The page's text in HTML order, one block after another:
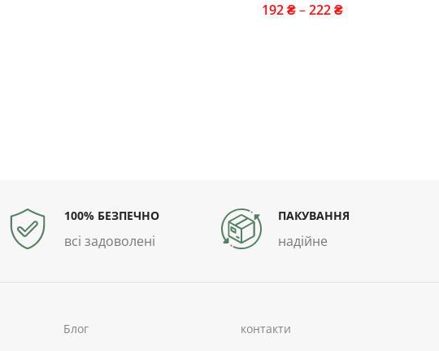
192₴–222₴
100% БЕЗПЕЧНО
всі задоволені
ПАКУВАННЯ
надійне
Блог
контакти